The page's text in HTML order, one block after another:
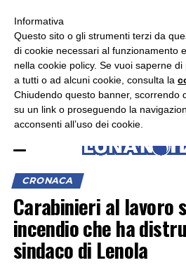
ASCOLTA RADIO LUNA
CRONACA
Carabinieri al lavoro
incendio che ha
sindaco di Lenola
×
Informativa
Questo sito o gli strumenti terzi da
di cookie necessari al funzionamento
nella cookie policy. Se vuoi saperne
a tutti o ad alcuni cookie, consulta la
Chiudendo questo banner, scorrendo
su un link o proseguendo la
acconsenti all’uso dei cookie.